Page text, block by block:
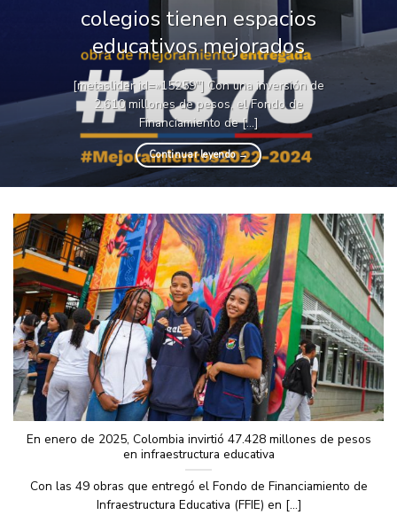
colegios tienen espacios
educativos mejorados
[metaslider id=»15259″] Con una inversión de
2.610 millones de pesos, el Fondo de
Financiamiento de [...]
Continuar leyendo→
En enero de 2025, Colombia invirtió 47.428 millones de pesos
en infraestructura educativa
Con las 49 obras que entregó el Fondo de Financiamiento de
Infraestructura Educativa (FFIE) en [...]